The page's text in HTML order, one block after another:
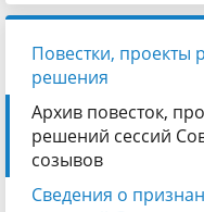
Повестки, проекты
решения
Архив повесток,
решений сессий
созывов
Сведения о